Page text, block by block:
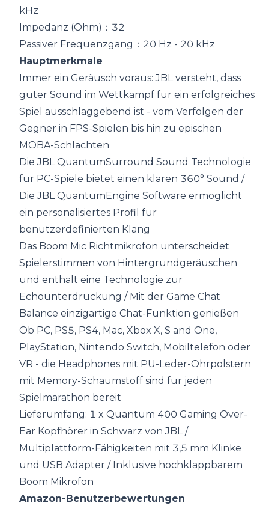
kHz
Impedanz (Ohm)：32
Passiver Frequenzgang：20 Hz - 20 kHz
Hauptmerkmale
Immer ein Geräusch voraus: JBL versteht, dass
guter Sound im Wettkampf für ein erfolgreiches
Spiel ausschlaggebend ist - vom Verfolgen der
Gegner in FPS-Spielen bis hin zu epischen
MOBA-Schlachten
Die JBL QuantumSurround Sound Technologie
für PC-Spiele bietet einen klaren 360° Sound /
Die JBL QuantumEngine Software ermöglicht
ein personalisiertes Profil für
benutzerdefinierten Klang
Das Boom Mic Richtmikrofon unterscheidet
Spielerstimmen von Hintergrundgeräuschen
und enthält eine Technologie zur
Echounterdrückung / Mit der Game Chat
Balance einzigartige Chat-Funktion genießen
Ob PC, PS5, PS4, Mac, Xbox X, S and One,
PlayStation, Nintendo Switch, Mobiltelefon oder
VR - die Headphones mit PU-Leder-Ohrpolstern
mit Memory-Schaumstoff sind für jeden
Spielmarathon bereit
Lieferumfang: 1 x Quantum 400 Gaming Over-
Ear Kopfhörer in Schwarz von JBL /
Multiplattform-Fähigkeiten mit 3,5 mm Klinke
und USB Adapter / Inklusive hochklappbarem
Boom Mikrofon
Amazon-Benutzerbewertungen